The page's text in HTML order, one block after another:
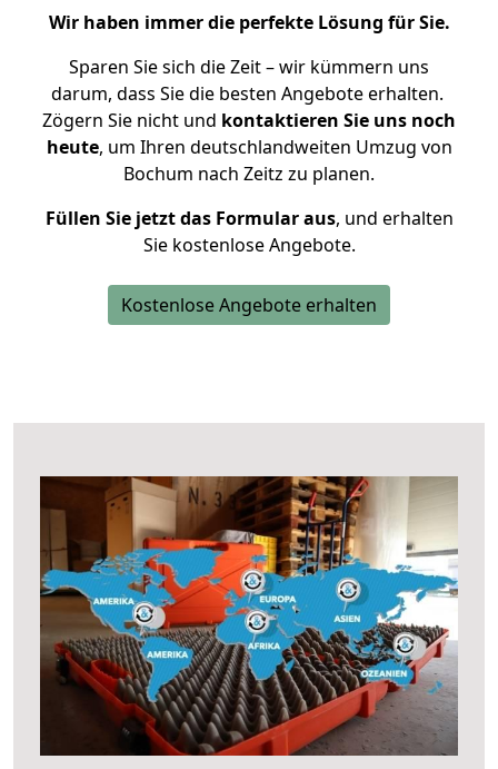
Wir haben immer die perfekte Lösung für Sie.
Sparen Sie sich die Zeit – wir kümmern uns
darum, dass Sie die besten Angebote erhalten.
Zögern Sie nicht und kontaktieren Sie uns noch
heute, um Ihren deutschlandweiten Umzug von
Bochum nach Zeitz zu planen.
Füllen Sie jetzt das Formular aus, und erhalten
Sie kostenlose Angebote.
Kostenlose Angebote erhalten